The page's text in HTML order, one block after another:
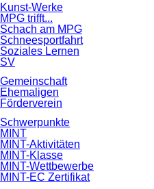
Kunst-Werke
MPG trifft...
Schach am MPG
Schneesportfahrt
Soziales Lernen
SV
Gemeinschaft
Ehemaligen
Förderverein
Schwerpunkte
MINT
MINT-Aktivitäten
MINT-Klasse
MINT-Wettbewerbe
MINT-EC Zertifikat